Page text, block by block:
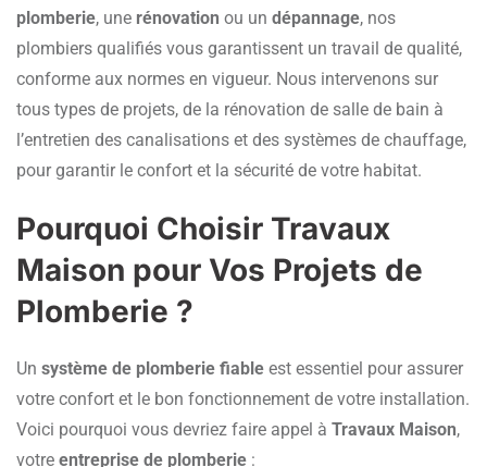
plomberie, une rénovation ou un dépannage, nos
plombiers qualifiés vous garantissent un travail de qualité,
conforme aux normes en vigueur. Nous intervenons sur
tous types de projets, de la rénovation de salle de bain à
l’entretien des canalisations et des systèmes de chauffage,
pour garantir le confort et la sécurité de votre habitat.
Pourquoi Choisir Travaux
Maison pour Vos Projets de
Plomberie ?
Un système de plomberie fiable est essentiel pour assurer
votre confort et le bon fonctionnement de votre installation.
Voici pourquoi vous devriez faire appel à Travaux Maison,
votre entreprise de plomberie :